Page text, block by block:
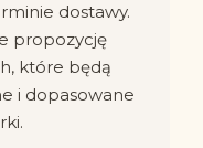
dostawy.
propozycję
które będą
i dopasowane